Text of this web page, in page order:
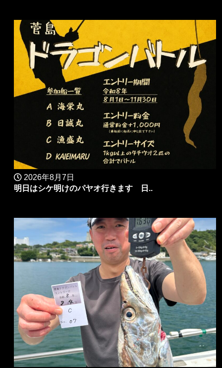
2026年8月7日
明日はシケ明けのパヤオ行きます 日..